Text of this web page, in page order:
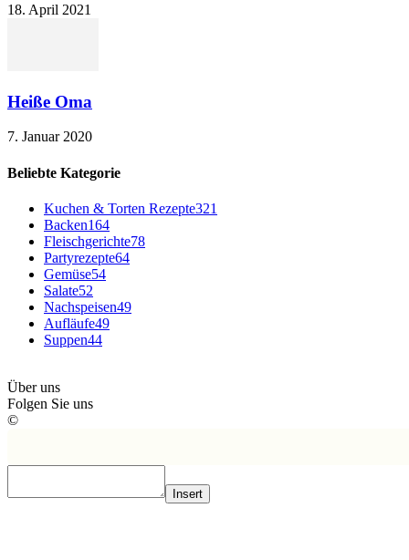
18. April 2021
Heiße Oma
7. Januar 2020
Beliebte Kategorie
Kuchen & Torten Rezepte321
Backen164
Fleischgerichte78
Partyrezepte64
Gemüse54
Salate52
Nachspeisen49
Aufläufe49
Suppen44
Über uns
Folgen Sie uns
©
Insert